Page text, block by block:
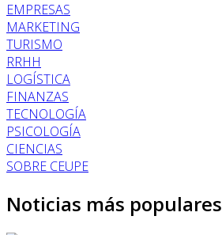
EMPRESAS
MARKETING
TURISMO
RRHH
LOGÍSTICA
FINANZAS
TECNOLOGÍA
PSICOLOGÍA
CIENCIAS
SOBRE CEUPE
Noticias más populares